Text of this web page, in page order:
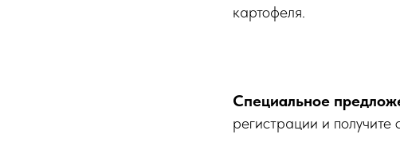
картофеля.
Специальное
регистрации и